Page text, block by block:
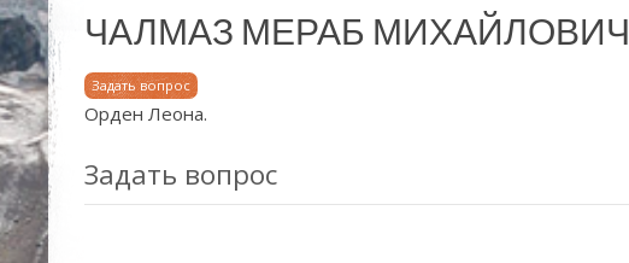
ЧАЛМАЗ МЕРАБ МИХАЙЛОВИЧ
Задать вопрос
Орден Леона.
Задать вопрос